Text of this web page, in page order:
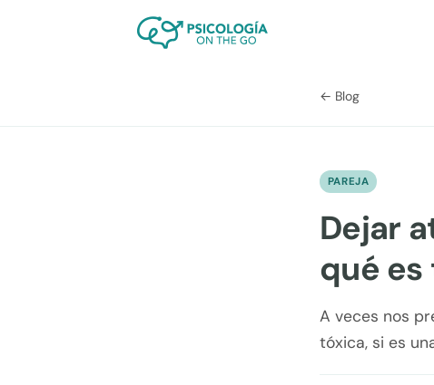
← Blog
PAREJA
Dejar
qué
A veces nos
tóxica, si es